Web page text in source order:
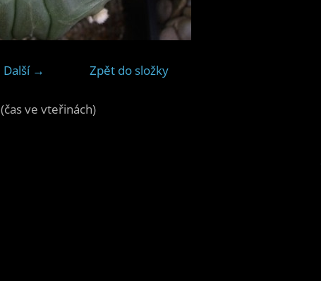
Další → Zpět do složky
(čas ve vteřinách)